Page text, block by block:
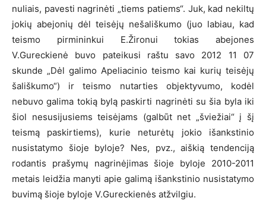
nuliais, pavesti nagrinėti „tiems patiems“. Juk, kad nekiltų
jokių abejonių dėl teisėjų nešališkumo (juo labiau, kad
teismo pirmininkui E.Žironui tokias abejones
V.Gureckienė buvo pateikusi raštu savo 2012 11 07
skunde „Dėl galimo Apeliacinio teismo kai kurių teisėjų
šališkumo“) ir teismo nutarties objektyvumo, kodėl
nebuvo galima tokią bylą paskirti nagrinėti su šia byla iki
šiol nesusijusiems teisėjams (galbūt net „šviežiai“ į šį
teismą paskirtiems), kurie neturėtų jokio išankstinio
nusistatymo šioje byloje? Nes, pvz., aiškią tendenciją
rodantis prašymų nagrinėjimas šioje byloje 2010-2011
metais leidžia manyti apie galimą išankstinio nusistatymo
buvimą šioje byloje V.Gureckienės atžvilgiu.